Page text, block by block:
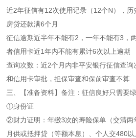
近2年征信有12次使用记录（12个N），
房贷还款满6个月
征信逾期近半年不能有2，一年不能有3，
者信用卡近1年内不能有累计6次以上逾期
查询次数：近2个月内非平安银行征信查
和信用卡审批，担保审查和保前审查不算
三、【准备资料】备注：征信良好只需要
①身份证
②财力证明：年缴3次的寿险保单（交清两
月供或抵押贷（等额本息）、个人交480以